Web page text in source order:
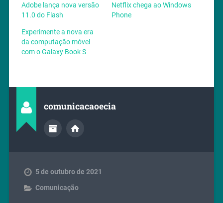
Adobe lança nova versão
11.0 do Flash
Netflix chega ao Windows
Phone
Experimente a nova era
da computação móvel
com o Galaxy Book S
comunicacaoecia
5 de outubro de 2021
Comunicação